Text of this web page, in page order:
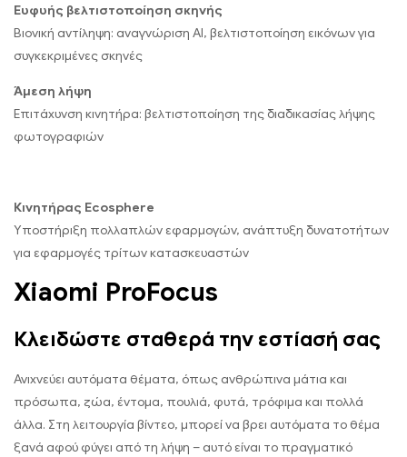
Ευφυής βελτιστοποίηση σκηνής
Βιονική αντίληψη: αναγνώριση AI, βελτιστοποίηση εικόνων για
συγκεκριμένες σκηνές
Άμεση λήψη
Επιτάχυνση κινητήρα: βελτιστοποίηση της διαδικασίας λήψης
φωτογραφιών
Κινητήρας Ecosphere
Υποστήριξη πολλαπλών εφαρμογών, ανάπτυξη δυνατοτήτων
για εφαρμογές τρίτων κατασκευαστών
Xiaomi ProFocus
Κλειδώστε σταθερά την εστίασή σας
Ανιχνεύει αυτόματα θέματα, όπως ανθρώπινα μάτια και
πρόσωπα, ζώα, έντομα, πουλιά, φυτά, τρόφιμα και πολλά
άλλα. Στη λειτουργία βίντεο, μπορεί να βρει αυτόματα το θέμα
ξανά αφού φύγει από τη λήψη – αυτό είναι το πραγματικό